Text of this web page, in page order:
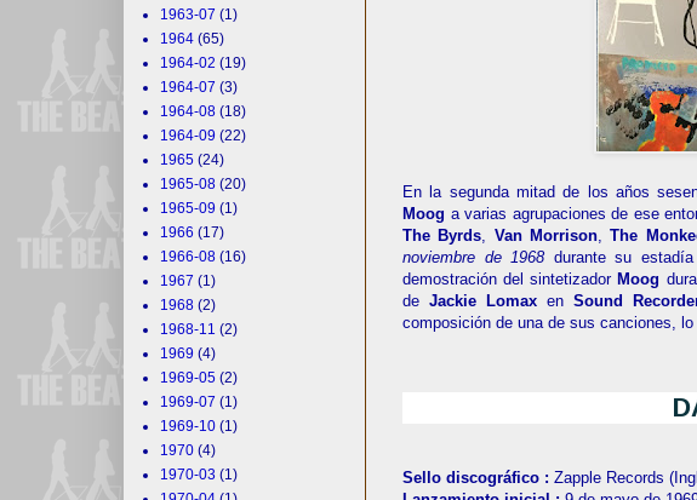
En la segunda mitad de los años
Moog a varias agrupaciones de ese
The Byrds
Van Morrison,The
noviembre de 1968 durante su
demostración del sintetizador Moog
de Jackie Lomax en Sound
composición de una de sus canciones,
Sello discográfico : Zapple Records
1963-07 (1)
1964 (65)
1964-02 (19)
1964-07 (3)
1964-08 (18)
1964-09 (22)
1965 (24)
1965-08 (20)
1965-09 (1)
1966 (17)
1966-08 (16)
1967 (1)
1968 (2)
1968-11 (2)
1969 (4)
1969-05 (2)
1969-07 (1)
1969-10 (1)
1970 (4)
1970-03 (1)